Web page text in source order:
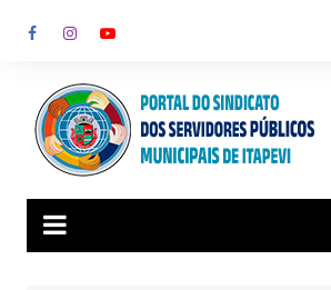
para
conteúdo